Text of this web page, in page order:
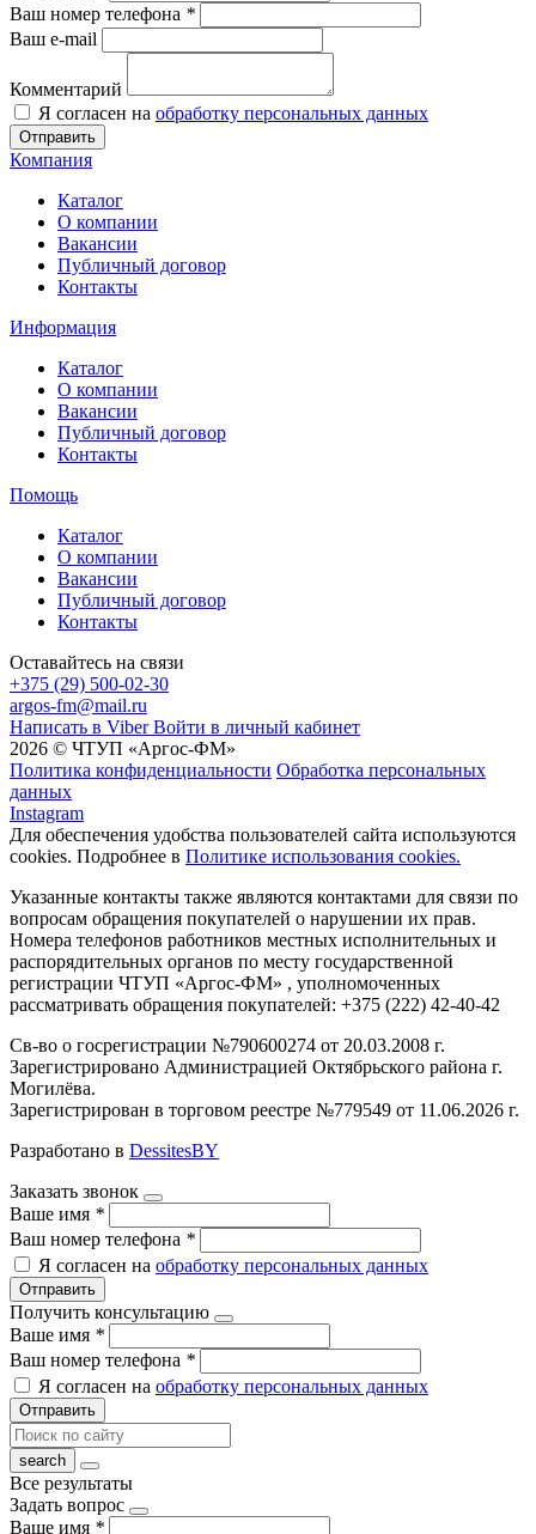
Ваш номер телефона *
Ваш e-mail
Комментарий
Я согласен на обработку персональных данных
Отправить
Компания
Каталог
О компании
Вакансии
Публичный договор
Контакты
Информация
Каталог
О компании
Вакансии
Публичный договор
Контакты
Помощь
Каталог
О компании
Вакансии
Публичный договор
Контакты
Оставайтесь на связи
+375 (29) 500-02-30
argos-fm@mail.ru
Написать в Viber Войти в личный кабинет
2026 © ЧТУП «Аргос-ФМ»
Политика конфиденциальности Обработка персональных
данных
Instagram
Для обеспечения удобства пользователей сайта используются
cookies. Подробнее в Политике использования cookies.
Указанные контакты также являются контактами для связи по
вопросам обращения покупателей о нарушении их прав.
Номера телефонов работников местных исполнительных и
распорядительных органов по месту государственной
регистрации ЧТУП «Аргос-ФМ» , уполномоченных
рассматривать обращения покупателей: +375 (222) 42-40-42
Св-во о госрегистрации №790600274 от 20.03.2008 г.
Зарегистрировано Администрацией Октябрьского района г.
Могилёва.
Зарегистрирован в торговом реестре №779549 от 11.06.2026 г.
Разработано в DessitesBY
Заказать звонок
Ваше имя *
Ваш номер телефона *
Я согласен на обработку персональных данных
Отправить
Получить консультацию
Ваше имя *
Ваш номер телефона *
Я согласен на обработку персональных данных
Отправить
Все результаты
Задать вопрос
Ваше имя *